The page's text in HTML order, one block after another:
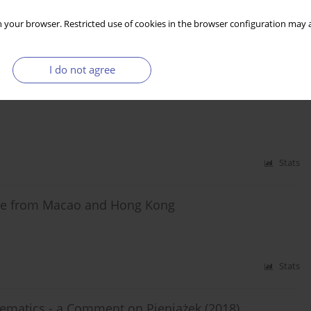
your browser. Restricted use of cookies in the browser configuration
I do not agree
Stats
lokalnych - na przykładzie gmin
Stats
from Macao and Hong Kong
Stats